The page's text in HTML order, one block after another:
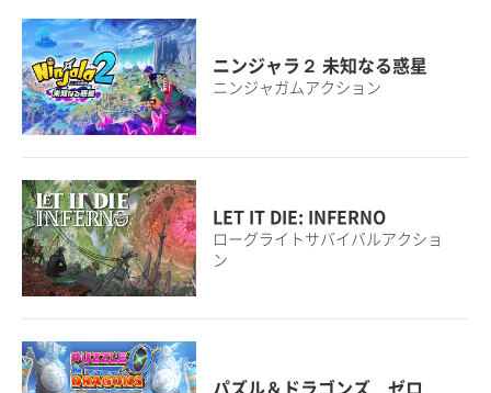
ニンジャラ２ 未知なる惑星
ニンジャガムアクション
LET IT DIE: INFERNO
ローグライトサバイバルアクショ
ン
パズル＆ドラゴンズ ゼロ